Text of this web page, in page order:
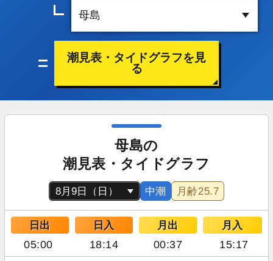
潮見表・タイドグラフを見
る
母島の
潮見表・タイドグラフ
中潮 月齢25.7
日出 日入 月出 月入
05:00 18:14 00:37 15:17